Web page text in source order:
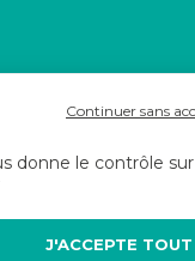
donne le contrôle sur
J'ACCEPTE TOUT
Continuer sans